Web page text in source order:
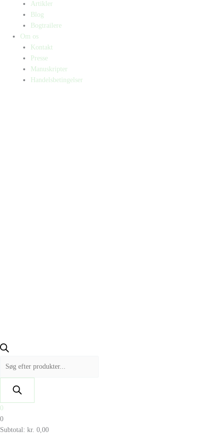
Artikler
Blog
Bogtrailere
Om os
Kontakt
Presse
Manuskripter
Handelsbetingelser
0
0
Subtotal: kr. 0,00